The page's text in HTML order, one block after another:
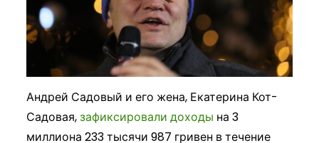
Андрей Садовый и его жена, Екатерина Кот-
Садовая,зафиксировали доходы на 3
миллиона 233 тысячи 987 гривен в течение